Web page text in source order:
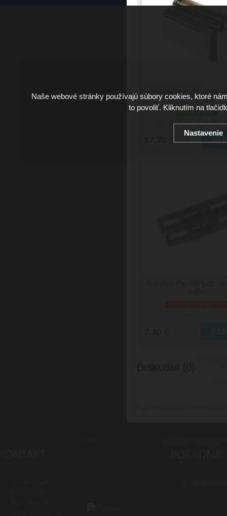
pro FXFS2E
skladom 3 ks
Doručenie: v piatok 07.08.2026
17.70 €
Naše webové stránky používajú súbory cookies, ktoré
to povoliť. Kliknutím na
Nastavenie